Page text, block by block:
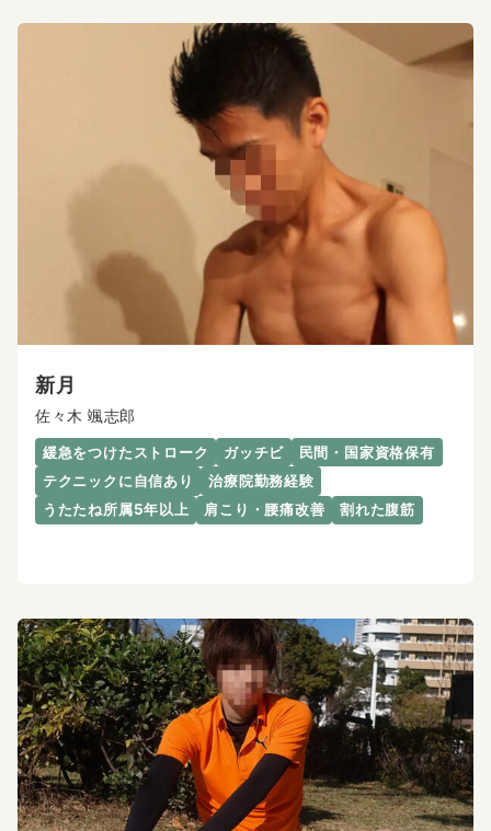
新月
佐々木 颯志郎
緩急をつけたストローク ガッチビ
民間・国家資格保有
テクニックに自信あり
治療院勤務経験
うたたね所属5年以上
肩こり・腰痛改善 割れた腹筋